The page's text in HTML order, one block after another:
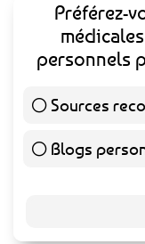
Préférez-
personnels
Sources
Blogs